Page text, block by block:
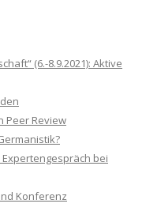
(6.-8.9.2021): Aktive
Peer Review
bei
Konferenz